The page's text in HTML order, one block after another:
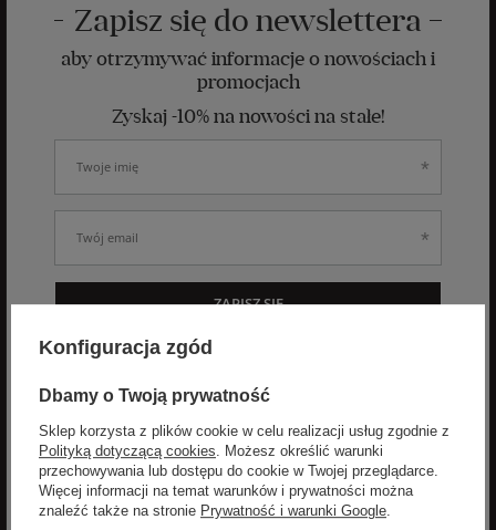
Zapisz się do newslettera
aby otrzymywać informacje o nowościach i
promocjach
Zyskaj -10% na nowości na stałe!
od velpa.pl jak opisano w
polityce prywatności
anulować w dowolnym momencie.
Zgadzam się na przetwarzanie moich danych osobowych
(imię, adres email) przez VELPA Otylia Skiepko w celu
marketingowym. Wyrażenie zgody jest dobrowolne. Mam
prawo cofnięcia zgody w dowolnym momencie bez wpływu
na zgodność z prawem przetwarzania, którego dokonano na
ZAPISZ SIĘ
Konfiguracja zgód
Dbamy o Twoją prywatność
Sklep korzysta z plików cookie w celu realizacji usług zgodnie z
Polityką dotyczącą cookies . Możesz określić warunki
przechowywania lub dostępu do cookie w Twojej przeglądarce.
Więcej informacji na temat warunków i prywatności można
znaleźć także na stronie Prywatność i warunki Google